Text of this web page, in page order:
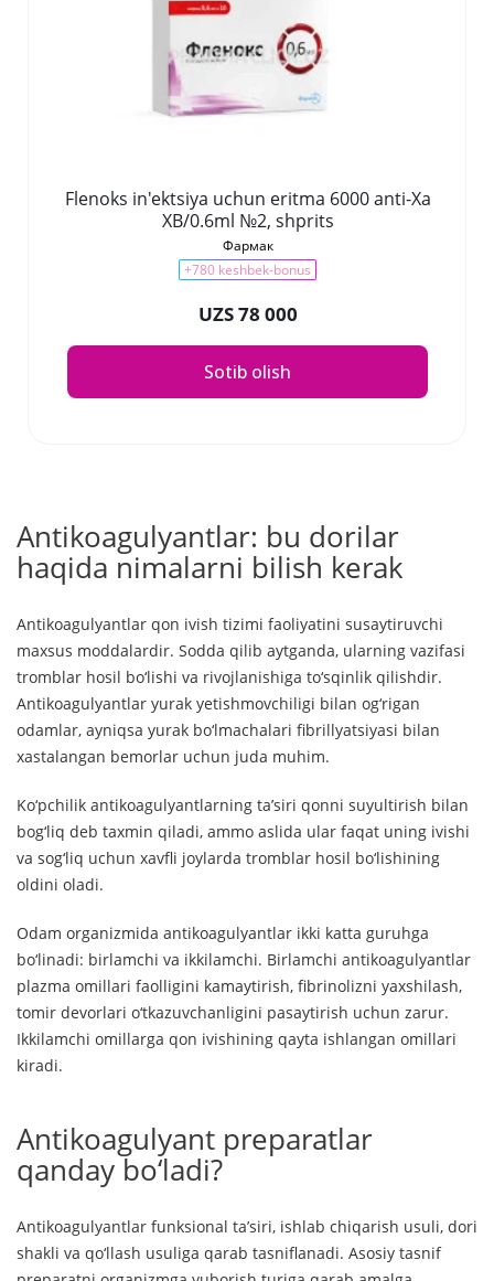
Flenoks in'ektsiya uchun eritma 6000 anti-Xa
XB/0.6ml №2, shprits
Фармак
+780 keshbek-bonus
UZS 78 000
Sotib olish
Antikoagulyantlar: bu dorilar
haqida nimalarni bilish kerak
Antikoagulyantlar qon ivish tizimi faoliyatini susaytiruvchi
maxsus moddalardir. Sodda qilib aytganda, ularning vazifasi
tromblar hosil bo‘lishi va rivojlanishiga to‘sqinlik qilishdir.
Antikoagulyantlar yurak yetishmovchiligi bilan og‘rigan
odamlar, ayniqsa yurak bo‘lmachalari fibrillyatsiyasi bilan
xastalangan bemorlar uchun juda muhim.
Ko‘pchilik antikoagulyantlarning ta’siri qonni suyultirish bilan
bog‘liq deb taxmin qiladi, ammo aslida ular faqat uning ivishi
va sog‘liq uchun xavfli joylarda tromblar hosil bo‘lishining
oldini oladi.
Odam organizmida antikoagulyantlar ikki katta guruhga
bo‘linadi: birlamchi va ikkilamchi. Birlamchi antikoagulyantlar
plazma omillari faolligini kamaytirish, fibrinolizni yaxshilash,
tomir devorlari o‘tkazuvchanligini pasaytirish uchun zarur.
Ikkilamchi omillarga qon ivishining qayta ishlangan omillari
kiradi.
Antikoagulyant preparatlar
qanday bo‘ladi?
Antikoagulyantlar funksional ta’siri, ishlab chiqarish usuli, dori
shakli va qo‘llash usuliga qarab tasniflanadi. Asosiy tasnif